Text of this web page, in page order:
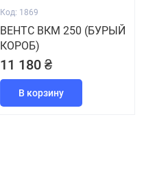
Код: 1869
ВЕНТС ВКМ 250 (БУРЫЙ
КОРОБ)
11 180 ₴
В корзину